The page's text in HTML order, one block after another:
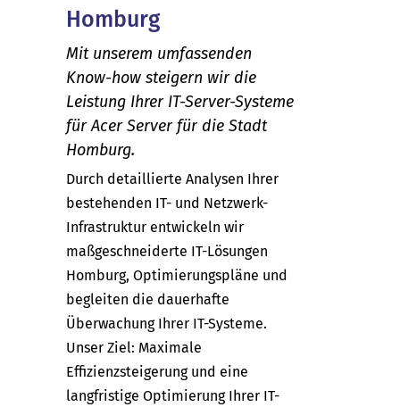
Homburg
Mit unserem umfassenden
Know-how steigern wir die
Leistung Ihrer IT-Server-Systeme
für Acer Server für die Stadt
Homburg.
Durch detaillierte Analysen Ihrer
bestehenden IT- und Netzwerk-
Infrastruktur entwickeln wir
maßgeschneiderte IT-Lösungen
Homburg, Optimierungspläne und
begleiten die dauerhafte
Überwachung Ihrer IT-Systeme.
Unser Ziel: Maximale
Effizienzsteigerung und eine
langfristige Optimierung Ihrer IT-